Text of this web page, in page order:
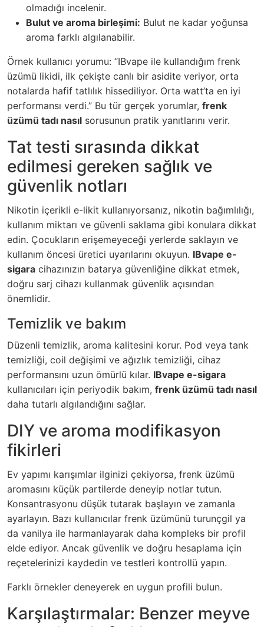
olmadığı incelenir.
Bulut ve aroma birleşimi: Bulut ne kadar yoğunsa
aroma farklı algılanabilir.
Örnek kullanıcı yorumu: “IBvape ile kullandığım frenk
üzümü likidi, ilk çekişte canlı bir asidite veriyor, orta
notalarda hafif tatlılık hissediliyor. Orta watt’ta en iyi
performansı verdi.” Bu tür gerçek yorumlar, frenk
üzümü tadı nasıl sorusunun pratik yanıtlarını verir.
Tat testi sırasında dikkat
edilmesi gereken sağlık ve
güvenlik notları
Nikotin içerikli e-likit kullanıyorsanız, nikotin bağımlılığı,
kullanım miktarı ve güvenli saklama gibi konulara dikkat
edin. Çocukların erişemeyeceği yerlerde saklayın ve
kullanım öncesi üretici uyarılarını okuyun. IBvape e-
sigara cihazınızın batarya güvenliğine dikkat etmek,
doğru sarj cihazı kullanmak güvenlik açısından
önemlidir.
Temizlik ve bakım
Düzenli temizlik, aroma kalitesini korur. Pod veya tank
temizliği, coil değişimi ve ağızlık temizliği, cihaz
performansını uzun ömürlü kılar. IBvape e-sigara
kullanıcıları için periyodik bakım, frenk üzümü tadı nasıl
daha tutarlı algılandığını sağlar.
DIY ve aroma modifikasyon
fikirleri
Ev yapımı karışımlar ilginizi çekiyorsa, frenk üzümü
aromasını küçük partilerde deneyip notlar tutun.
Konsantrasyonu düşük tutarak başlayın ve zamanla
ayarlayın. Bazı kullanıcılar frenk üzümünü turunçgil ya
da vanilya ile harmanlayarak daha kompleks bir profil
elde ediyor. Ancak güvenlik ve doğru hesaplama için
reçetelerinizi kaydedin ve testleri kontrollü yapın.
Farklı örnekler deneyerek en uygun profili bulun.
Karşılaştırmalar: Benzer meyve